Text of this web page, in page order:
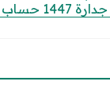
المفاضلة